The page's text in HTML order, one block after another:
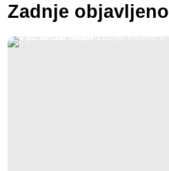
Zadnje objavljeno